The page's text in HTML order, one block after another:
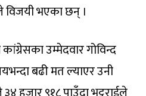
विजयी भएका छन् ।
उम्मेदवार गोविन्द
बढी मत ल्याएर उनी